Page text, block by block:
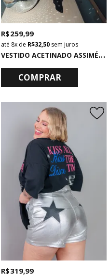
V
ESTIDO ACETINADO ASSIMÉTRICO DE ALCINHA COM RENDA PRETO
R$ 259,99
8x de R$ 32,50 sem juros
COMPRAR
R$ 319,99